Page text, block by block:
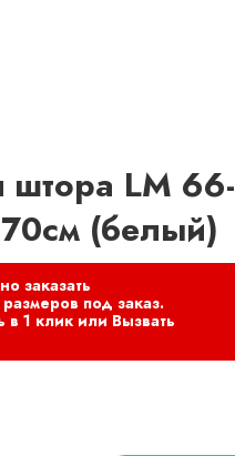
штора LM 66-
(белый)